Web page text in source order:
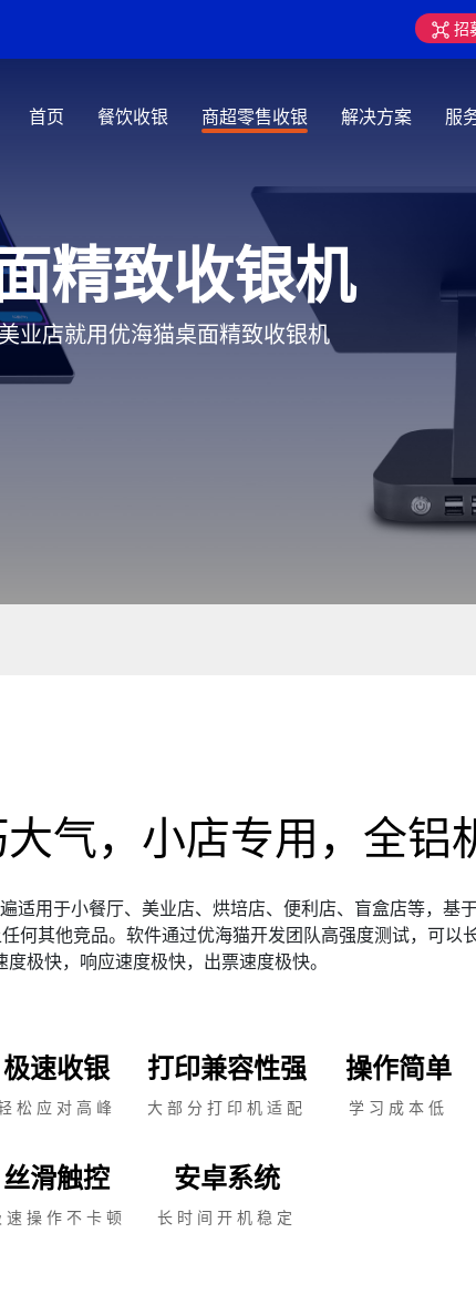
招
首页 餐饮收银 商超零售收银 解决方案 服
精致收银机
业店就用优海猫桌面精致收银机
气，小店专用，全铝
适用于小餐厅、美业店、烘培店、便利店、盲盒店等，基
何其他竞品。软件通过优海猫开发团队高强度测试，可以
度极快，响应速度极快，出票速度极快。
极速收银
松应对高峰
打印兼容性强
大部分打印机适配
操作简单
学习成本低
丝滑触控
速操作不卡顿
安卓系统
长时间开机稳定